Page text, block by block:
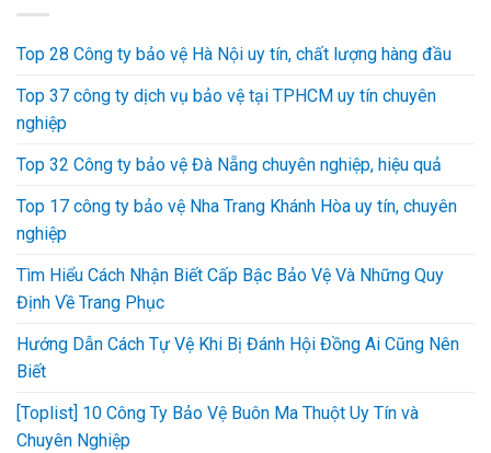
Top 28 Công ty bảo vệ Hà Nội uy tín, chất lượng hàng đầu
Top 37 công ty dịch vụ bảo vệ tại TPHCM uy tín chuyên
nghiệp
Top 32 Công ty bảo vệ Đà Nẵng chuyên nghiệp, hiệu quả
Top 17 công ty bảo vệ Nha Trang Khánh Hòa uy tín, chuyên
nghiệp
Tìm Hiểu Cách Nhận Biết Cấp Bậc Bảo Vệ Và Những Quy
Định Về Trang Phục
Hướng Dẫn Cách Tự Vệ Khi Bị Đánh Hội Đồng Ai Cũng Nên
Biết
[Toplist] 10 Công Ty Bảo Vệ Buôn Ma Thuột Uy Tín và
Chuyên Nghiệp